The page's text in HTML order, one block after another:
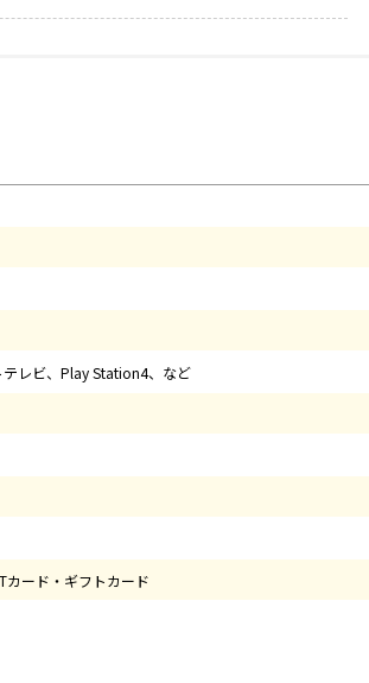
テレビ、Play Station4、など
ード・ギフトカード